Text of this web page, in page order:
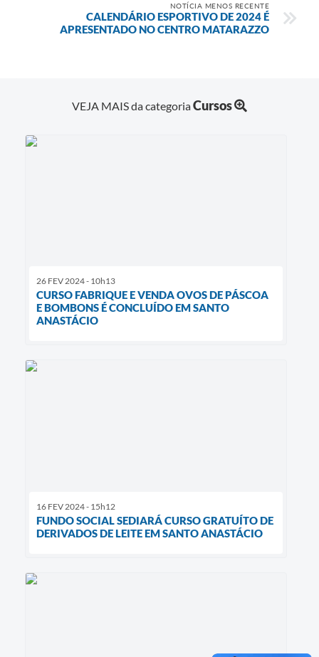
NOTÍCIA MENOS RECENTE
CALENDÁRIO ESPORTIVO DE 2024 É
APRESENTADO NO CENTRO MATARAZZO
VEJA MAIS da categoriaCursos
26 FEV 2024 - 10h13
CURSO FABRIQUE E VENDA OVOS DE PÁSCOA
E BOMBONS É CONCLUÍDO EM SANTO
ANASTÁCIO
16 FEV 2024 - 15h12
FUNDO SOCIAL SEDIARÁ CURSO GRATUÍTO DE
DERIVADOS DE LEITE EM SANTO ANASTÁCIO